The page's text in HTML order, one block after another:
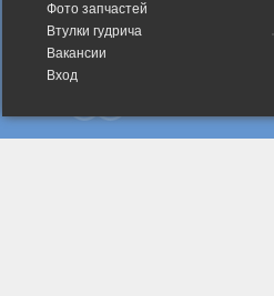
Фото запчастей
Втулки гудрича
Вакансии
Вход